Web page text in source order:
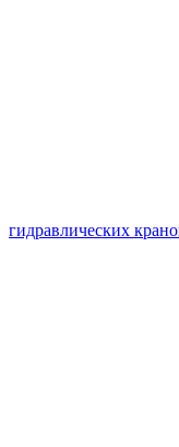
гидравлических